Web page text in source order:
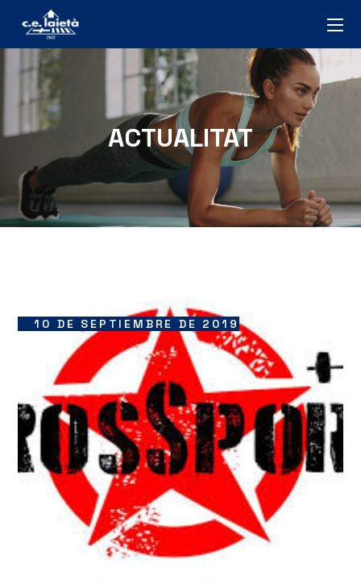
ACTUALITAT
10 DE SEPTIEMBRE DE 2019